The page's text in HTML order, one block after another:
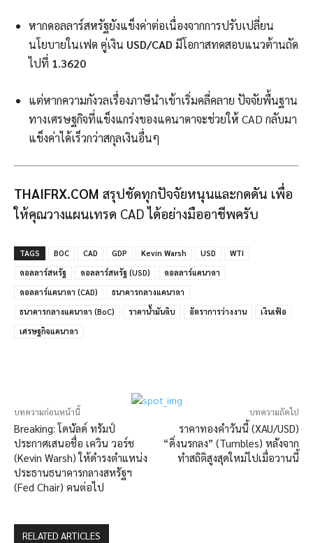
หากดอลลาร์สหรัฐยังแข็งค่าต่อเนื่องจากการปรับเปลี่ยน
นโยบายในเฟด คู่เงิน USD/CAD มีโอกาสทดสอบแนวต้านถัด
ไปที่ 1.3620
แต่หากความกังวลเรื่องภาษีนำเข้าเริ่มคลี่คลาย ปัจจัยพื้นฐาน
ทางเศรษฐกิจที่แข็งแกร่งของแคนาดาจะช่วยให้ CAD กลับมา
แข็งค่าได้เร็วกว่าสกุลเงินอื่นๆ
THAIFRX.COM สรุปชัดทุกปัจจัยหนุนและกดดัน เพื่อ
ให้คุณวางแผนเทรด CAD ได้อย่างมืออาชีพครับ
TAGS BOC CAD GDP Kevin Warsh USD
WTI
ดอลลาร์สหรัฐ
ดอลลาร์สหรัฐ (USD)
ดอลลาร์แคนาดา
ดอลลาร์แคนาดา (CAD)
ธนาคารกลางแคนาดา
ธนาคารกลางแคนาดา (BoC)
ราคาน้ำมันดิบ อัตราการว่างงาน
เงินเฟ้อ
เศรษฐกิจแคนาดา
บทความก่อนหน้านี้
Breaking: โดนัลด์ ทรัมป์
ประกาศเสนอชื่อ เควิน วอร์ช
(Kevin Warsh) ให้ดำรงตำแหน่ง
ประธานธนาคารกลางสหรัฐฯ
(Fed Chair) คนต่อไป
บทความถัดไป
ราคาทองคำวันนี้ (XAU/USD)
“ดิ่งนรกลง” (Tumbles) หลังจาก
ทำสถิติสูงสุดใหม่ไปเมื่อวานนี้
RELATED ARTICLES